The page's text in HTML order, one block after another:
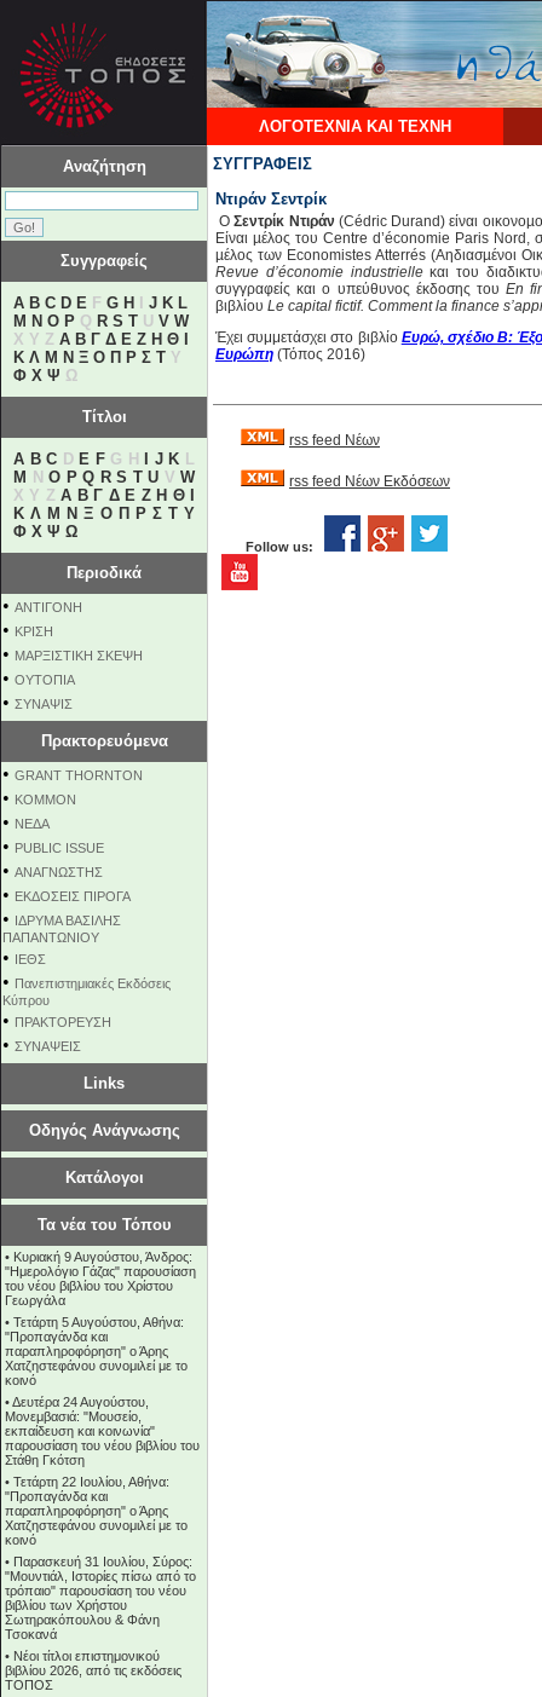
ΛΟΓΟΤΕΧΝΙΑ ΚΑΙ ΤΕΧΝΗ
Αναζήτηση
Συγγραφείς
A B C D E F G H J K L
M N O P Q R S T U V W
X Y Z Α Β Γ Δ Ε Ζ Η Θ
Κ Λ Μ Ν Ξ Ο Π Ρ Σ Τ Υ
Φ Χ Ψ Ω
Τίτλοι
A B C D E FG H J K L
M
N O P Q R S T U V W
X Y ZΑ Β Γ Δ Ε Ζ Η Θ
Κ Λ Μ Ν Ξ Ο Π Ρ Σ Τ Υ
Φ Χ Ψ Ω
Περιοδικά
• ΑΝΤΙΓΟΝΗ
• ΚΡΙΣΗ
• ΜΑΡΞΙΣΤΙΚΗ ΣΚΕΨΗ
• ΟΥΤΟΠΙΑ
• ΣΥΝΑΨΙΣ
Πρακτορευόμενα
• GRANT THORNTON
• KOMMON
• NEΔΑ
• PUBLIC ISSUE
• ΑΝΑΓΝΩΣΤΗΣ
• ΕΚΔΟΣΕΙΣ ΠΙΡΟΓΑ
• ΙΔΡΥΜΑ ΒΑΣΙΛΗΣ
ΠΑΠΑΝΤΩΝΙΟΥ
• ΙΕΘΣ
• Πανεπιστημιακές Εκδόσεις
Κύπρου
• ΠΡΑΚΤΟΡΕΥΣΗ
• ΣΥΝΑΨΕΙΣ
Links
Οδηγός Ανάγνωσης
Κατάλογοι
Τα νέα του Τόπου
• Κυριακή 9 Αυγούστου, Άνδρος:
"Ημερολόγιο Γάζας" παρουσίαση
του νέου βιβλίου του Χρίστου
Γεωργάλα
• Τετάρτη 5 Αυγούστου, Αθήνα:
"Προπαγάνδα και
παραπληροφόρηση" ο Άρης
Χατζηστεφάνου συνομιλεί με το
κοινό
•Δευτέρα 24 Αυγούστου,
Μονεμβασιά: "Μουσείο,
εκπαίδευση και κοινωνία"
παρουσίαση του νέου βιβλίου του
Στάθη Γκότση
• Τετάρτη 22 Ιουλίου, Αθήνα:
"Προπαγάνδα και
παραπληροφόρηση" ο Άρης
Χατζηστεφάνου συνομιλεί με το
κοινό
• Παρασκευή 31 Ιουλίου, Σύρος:
"Μουντιάλ, Ιστορίες πίσω από το
τρόπαιο" παρουσίαση του νέου
βιβλίου των Χρήστου
Σωτηρακόπουλου & Φάνη
Τσοκανά
• Νέοι τίτλοι επιστημονικού
βιβλίου 2026, από τις εκδόσεις
ΤΟΠΟΣ
ΣΥΓΓΡΑΦΕΙΣ
Ντιράν Σεντρίκ
Ο Σεντρίκ Ντιράν (Cédric Durand) είναι
Είναι µέλος του Centre d’économie Paris Nord,
µέλος των Economistes Atterrés (Αηδιασµένοι
Revue d’économie industrielleκαι του
συγγραφείς και ο υπεύθυνος έκδοσης τουEn
βιβλίου Le capital fictif. Comment la finance
Έχει συμμετάσχει στο βιβλίο Ευρώ, σχέδιο Β:
Ευρώπη (Τόπος 2016)
rss feed Νέων
rss feed Νέων Εκδόσεων
Follow us: